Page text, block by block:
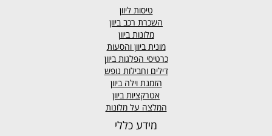
טיסות ליוון
השכרת רכב ביוון
מלונות ביוון
מונית ביוון והסעות
כרטיסי הפלגות ביוון
דילים וחבילות נופש
הזמנת וילה ביוון
אטרקציות ביוון
המלצה על מלונות
מידע כללי